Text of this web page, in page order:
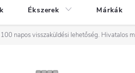
Ékszerek Márkák
napos visszaküldési lehetőség. Hivatalos